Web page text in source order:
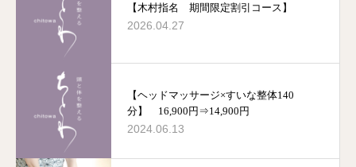
【木村指名 期間限定割引コース】
2026.04.27
【ヘッドマッサージ×すいな整体140
分】 16,900円⇒14,900円
2024.06.13